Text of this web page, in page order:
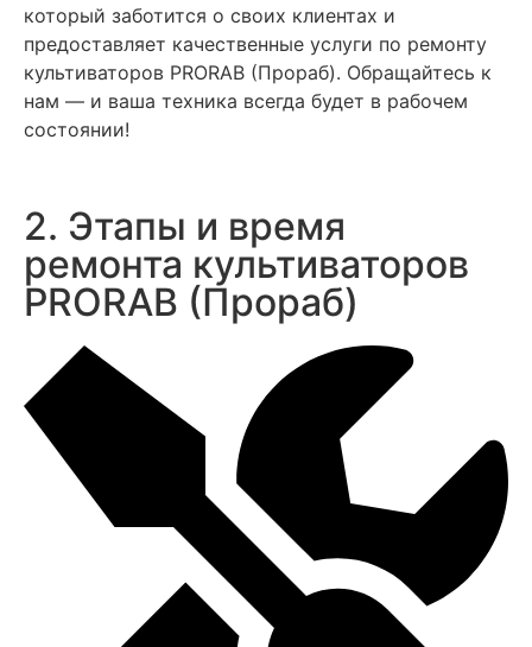
который заботится о своих клиентах и
предоставляет качественные услуги по ремонту
культиваторов PRORAB (Прораб). Обращайтесь к
нам — и ваша техника всегда будет в рабочем
состоянии!
2. Этапы и время
ремонта культиваторов
PRORAB (Прораб)